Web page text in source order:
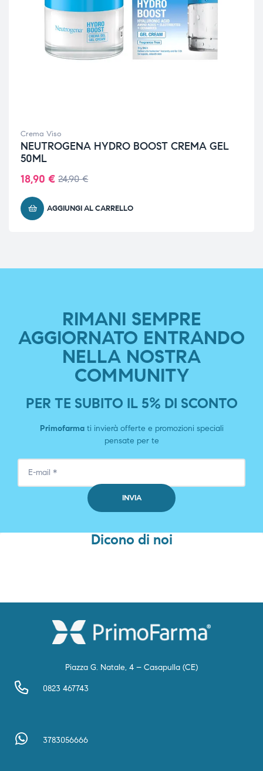
Crema Viso
NEUTROGENA HYDRO BOOST CREMA GEL
50ML
24,90€
18,90 €
AGGIUNGI AL CARRELLO
RIMANI SEMPRE
AGGIORNATO ENTRANDO
NELLA NOSTRA
COMMUNITY
PER TE SUBITO IL 5% DI SCONTO
Primofarmati invierà offerte e promozioni speciali
pensate per te
Dicono di noi
Piazza G. Natale, 4 – Casapulla (CE)
0823 467743
3783056666